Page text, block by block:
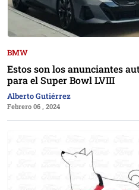
BMW
Estos son los anunciantes
para el Super Bowl LVIII
Alberto Gutiérrez
Febrero 06 , 2024